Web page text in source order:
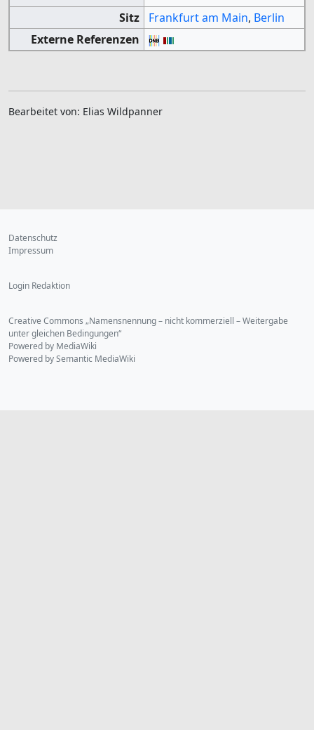
Sitz
Frankfurt am Main, Berlin
Externe Referenzen
Bearbeitet von: Elias Wildpanner
Datenschutz
Impressum
Login Redaktion
Creative Commons „Namensnennung – nicht kommerziell – Weitergabe
unter gleichen Bedingungen“
Powered by MediaWiki
Powered by Semantic MediaWiki